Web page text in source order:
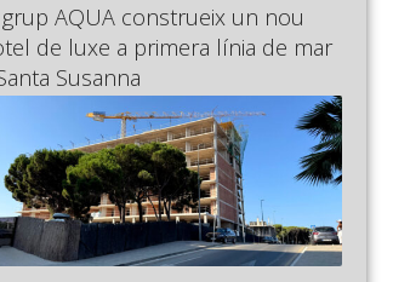
grup AQUA construeix un nou
de luxe a primera línia de mar
Susanna